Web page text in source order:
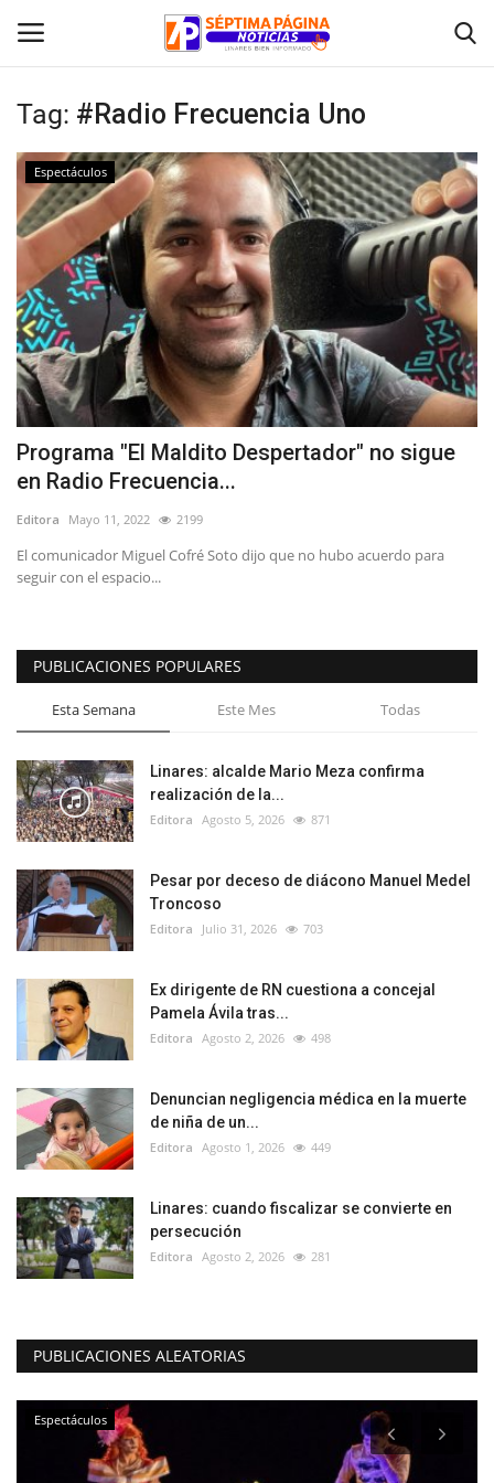
Inicio
Crónica
Policial
Tribunales
Deporte
Política
Espectáculos
Tag: #Radio Frecuencia Uno
Espectáculos
Programa "El Maldito Despertador" no sigue
en Radio Frecuencia...
Editora Mayo 11, 2022 2199
El comunicador Miguel Cofré Soto dijo que no hubo acuerdo para
seguir con el espacio...
PUBLICACIONES POPULARES
Esta Semana Este Mes Todas
Linares: alcalde Mario Meza confirma
realización de la...
Editora Agosto 5, 2026 871
Pesar por deceso de diácono Manuel Medel
Troncoso
Editora Julio 31, 2026 703
Ex dirigente de RN cuestiona a concejal
Pamela Ávila tras...
Editora Agosto 2, 2026 498
Denuncian negligencia médica en la muerte
de niña de un...
Editora Agosto 1, 2026 449
Linares: cuando fiscalizar se convierte en
persecución
Editora Agosto 2, 2026 281
PUBLICACIONES ALEATORIAS
Espectáculos